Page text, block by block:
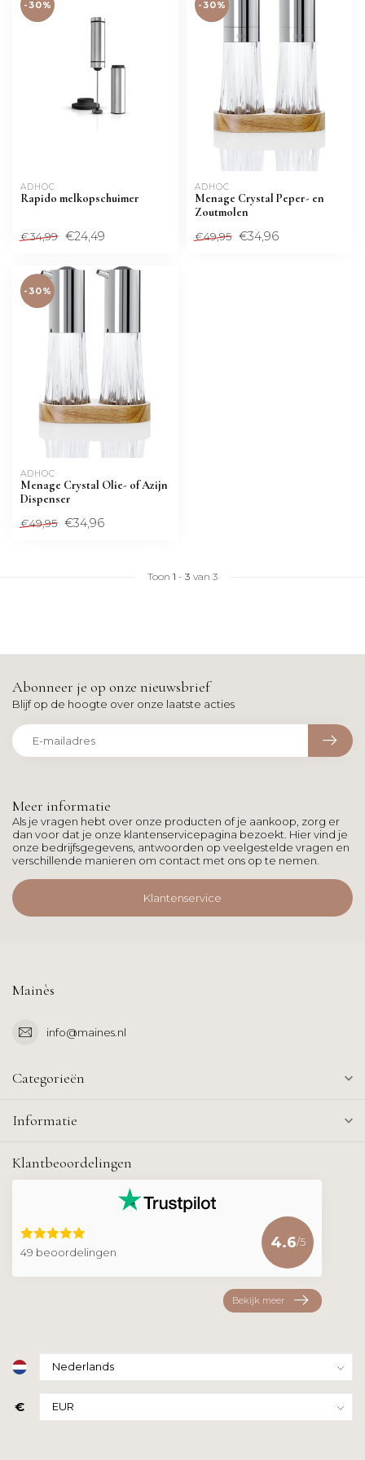
-30%
ADHOC
Rapido melkopschuimer
€34,99 €24,49
-30%
ADHOC
Menage Crystal Peper- en
Zoutmolen
€49,95 €34,96
-30%
ADHOC
Menage Crystal Olie- of Azijn
Dispenser
€49,95 €34,96
Toon 1 - 3 van 3
Meer informatie
Als je vragen hebt over onze producten of je aankoop, zorg er
dan voor dat je onze klantenservicepagina bezoekt. Hier vind je
onze bedrijfsgegevens, antwoorden op veelgestelde vragen en
verschillende manieren om contact met ons op te nemen.
Klantenservice
Abonneer je op onze nieuwsbrief
Blijf op de hoogte over onze laatste acties
Mainès
info@maines.nl
Categorieën
Informatie
Klantbeoordelingen
49 beoordelingen
4.6/5
Bekijk meer
€